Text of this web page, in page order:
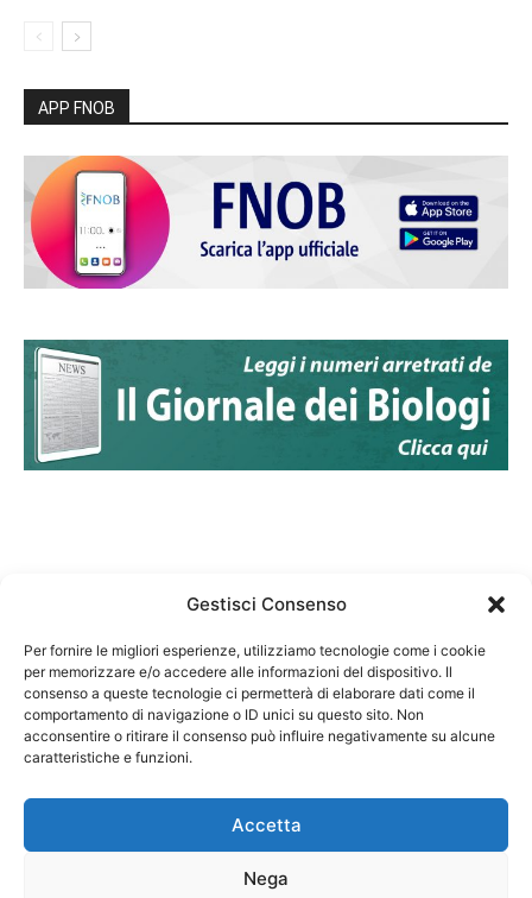
Gestisci Consenso
Per fornire le migliori esperienze, utilizziamo tecnologie come i cookie
per memorizzare e/o accedere alle informazioni del dispositivo. Il
consenso a queste tecnologie ci permetterà di elaborare dati come il
comportamento di navigazione o ID unici su questo sito. Non
acconsentire o ritirare il consenso può influire negativamente su alcune
caratteristiche e funzioni.
Accetta
Nega
APP FNOB
Federazione Nazionale Degli Ordini dei Biologi:
codice fiscale 80069130583
Responsabile sito internet www.fnob.it: